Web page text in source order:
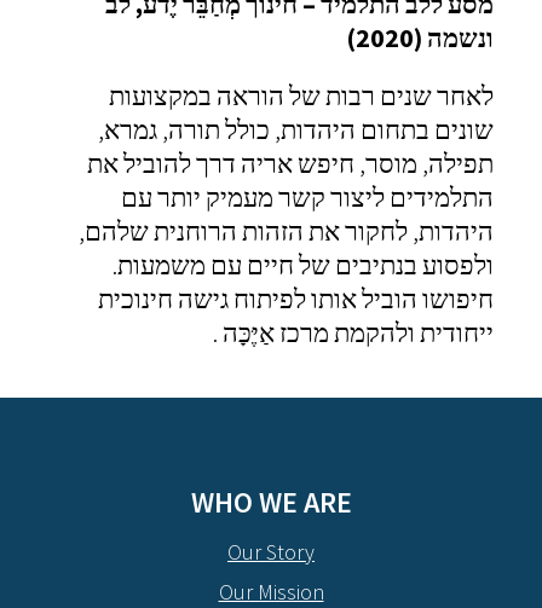
ונשמה (2020)
לאחר שנים רבות של הוראה במקצועות
שונים בתחום היהדות, כולל תורה, גמרא,
תפילה, מוסר, חיפש אריה דרך להוביל את
התלמידים ליצור קשר מעמיק יותר עם
היהדות, לחקור את הזהות הרוחנית שלהם,
ולפסוע בנתיבים של חיים עם משמעות.
חיפושו הוביל אותו לפיתוח גישה חינוכית
ייחודית ולהקמת מרכז אַיֶּכָּה .
WHO WE ARE
Our Story
Our Mission